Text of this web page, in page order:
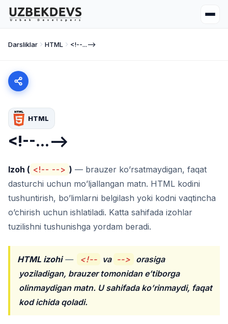
Darsliklar HTML <!--...-->
HTML
<!--...-->
Izoh ( <!-- --> ) — brauzer ko’rsatmaydigan, faqat
dasturchi uchun mo’ljallangan matn. HTML kodini
tushuntirish, bo’limlarni belgilash yoki kodni vaqtincha
o’chirish uchun ishlatiladi. Katta sahifada izohlar
tuzilishni tushunishga yordam beradi.
HTML izohi— <!-- va --> orasiga
yoziladigan, brauzer tomonidan e’tiborga
olinmaydigan matn. U sahifada ko’rinmaydi, faqat
kod ichida qoladi.